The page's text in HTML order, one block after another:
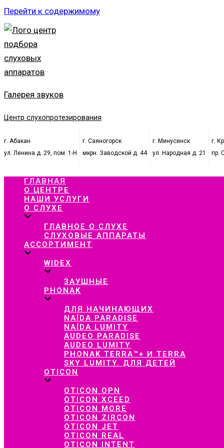
Перейти к содержимому
Галерея звуков
Центр слухопротезирования
г. Абакан
ул. Ленина д. 29, пом. 1-Н
г. Саяногорск
мкрн. Заводской д. 44
г. Минусинск
ул. Народная д. 21
г.
пр.
ГЛАВНАЯ
О ЦЕНТРЕ
НАШИ УСЛУГИ
О СЛУХЕ
ГЛАВНОЕ О СЛУХЕ
СЛУХОВЫЕ АППАРАТЫ
АССОРТИМЕНТ
WIDEX
ЗАУШНЫЕ
PHONAK
ДЛЯ НАЧИНАЮЩИХ
NAÍDA PARADISE
NAÍDA LUMITY
AUDEO PARADISE
AUDEO LUMITY
PHONAK TERRA™+ И TERRA
SKY LUMITY. ДЛЯ ДЕТЕЙ
OTICON
OTICON OPN
OTICON XCEED
OTICON MORE
OTICON ZIRCON
OTICON JET
OTICON REAL
OTICON INTENT